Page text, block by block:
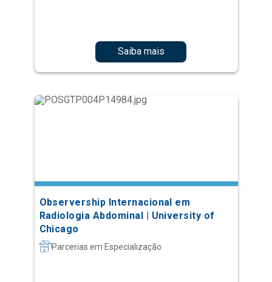
Saiba mais
Observership Internacional em
Radiologia Abdominal | University of
Chicago
Parcerias em Especialização